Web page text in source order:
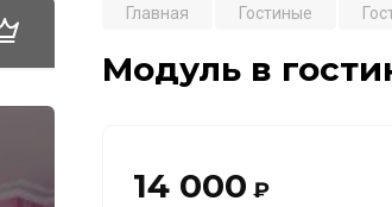
Главная Гостиные
Модуль в
14 000 ₽